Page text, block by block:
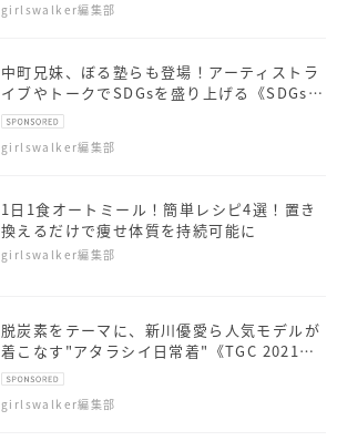
girlswalker編集部
中町兄妹、ぼる塾らも登場！アーティストラ
イブやトークでSDGsを盛り上げる《SDGs
FES in EDOGAWA》
girlswalker編集部
1日1食オートミール！簡単レシピ4選！置き
換えるだけで痩せ体質を持続可能に
girlswalker編集部
脱炭素をテーマに、新川優愛ら人気モデルが
着こなす"アタラシイ日常着"《TGC 2021
AW 》
girlswalker編集部